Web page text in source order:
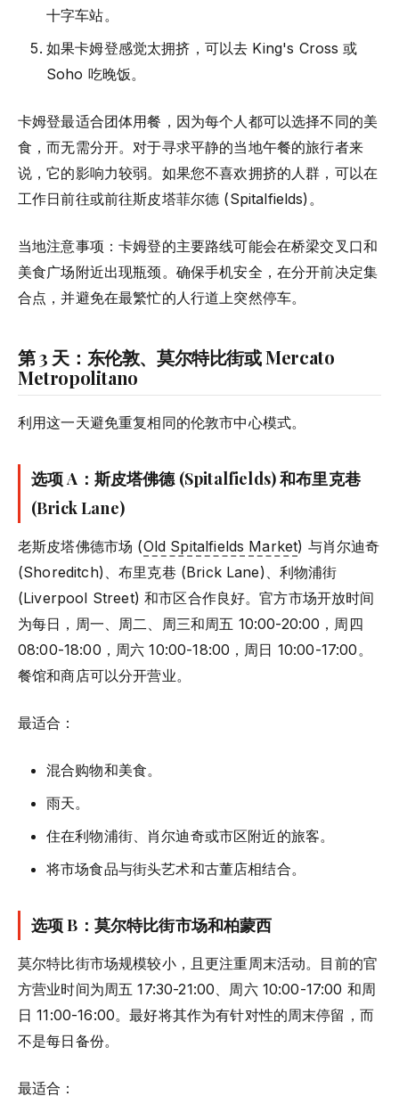
十字车站。
如果卡姆登感觉太拥挤，可以去 King's Cross 或
Soho 吃晚饭。
卡姆登最适合团体用餐，因为每个人都可以选择不同的美
食，而无需分开。对于寻求平静的当地午餐的旅行者来
说，它的影响力较弱。如果您不喜欢拥挤的人群，可以在
工作日前往或前往斯皮塔菲尔德 (Spitalfields)。
当地注意事项：卡姆登的主要路线可能会在桥梁交叉口和
美食广场附近出现瓶颈。确保手机安全，在分开前决定集
合点，并避免在最繁忙的人行道上突然停车。
第 3 天：东伦敦、莫尔特比街或 Mercato
Metropolitano
利用这一天避免重复相同的伦敦市中心模式。
选项 A：斯皮塔佛德 (Spitalfields) 和布里克巷
(Brick Lane)
老斯皮塔佛德市场 (Old Spitalfields Market) 与肖尔迪奇
(Shoreditch)、布里克巷 (Brick Lane)、利物浦街
(Liverpool Street) 和市区合作良好。官方市场开放时间
为每日，周一、周二、周三和周五 10:00-20:00，周四
08:00-18:00，周六 10:00-18:00，周日 10:00-17:00。
餐馆和商店可以分开营业。
最适合：
混合购物和美食。
雨天。
住在利物浦街、肖尔迪奇或市区附近的旅客。
将市场食品与街头艺术和古董店相结合。
选项 B：莫尔特比街市场和柏蒙西
莫尔特比街市场规模较小，且更注重周末活动。目前的官
方营业时间为周五 17:30-21:00、周六 10:00-17:00 和周
日 11:00-16:00。最好将其作为有针对性的周末停留，而
不是每日备份。
最适合：